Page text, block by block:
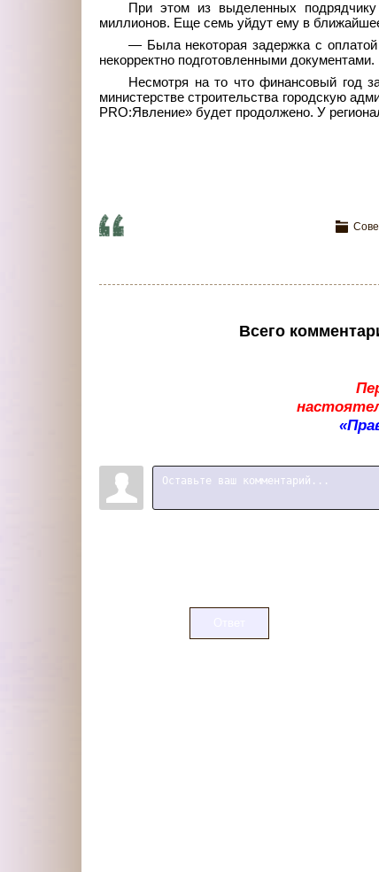
При этом из выделенных
миллионов. Еще семь уйдут ему в
— Была некоторая задержка с
некорректно подготовленными документами.
Несмотря на то что финансовый год
министерстве строительства городскую
PRO:Явление» будет продолжено. У
Всего